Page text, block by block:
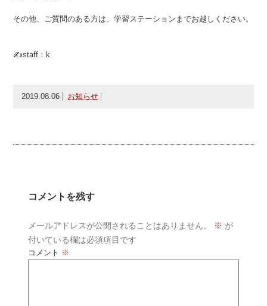
その他、ご質問のある方は、学習ステーションまでお越しください。
✍staff：k
2019.08.06 お知らせ
コメントを残す
メールアドレスが公開されることはありません。 ※ が
付いている欄は必須項目です
コメント ※